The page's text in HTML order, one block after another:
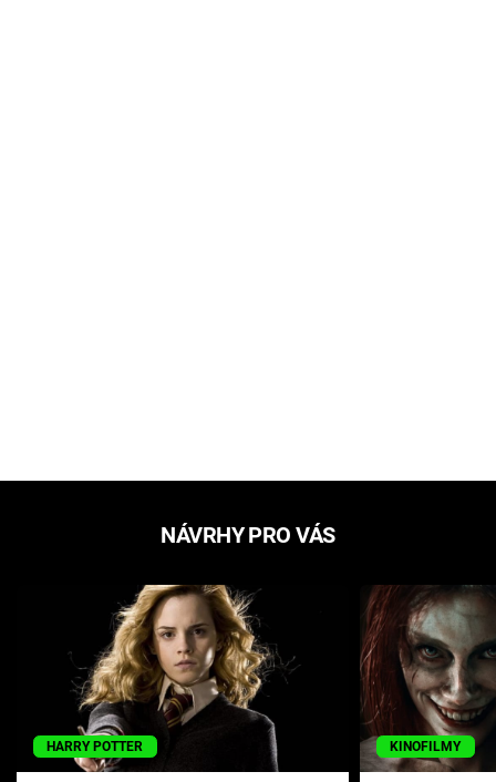
NÁVRHY PRO VÁS
HARRY POTTER KINOFILMY